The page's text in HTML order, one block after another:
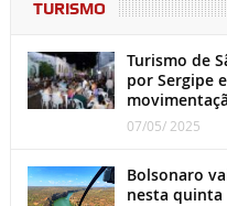
TURISMO
Turismo de
por Sergipe
07/05/ 2025
Bolsonaro
nesta quinta